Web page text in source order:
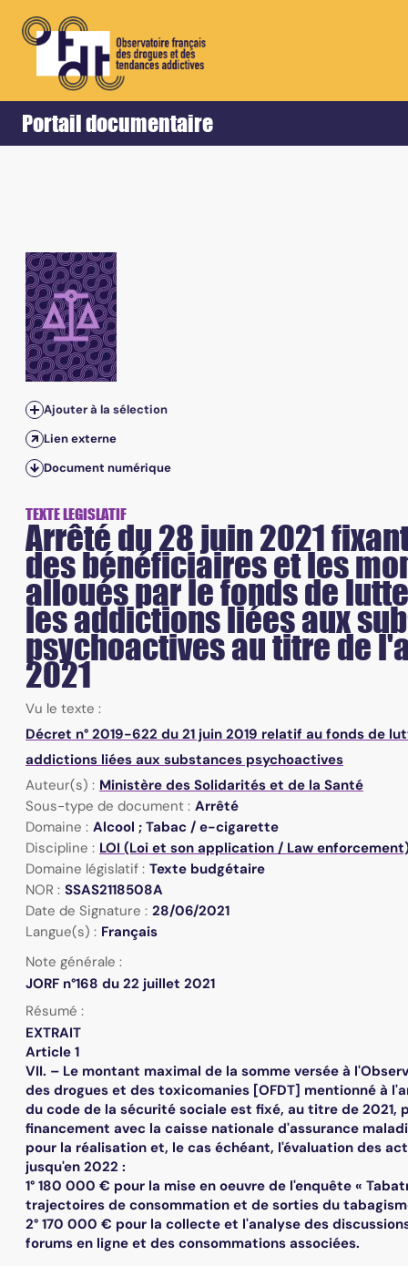
Portail documentaire
Accueil Retour
Ajouter à la sélection
Lien externe
Document numérique
TEXTE LEGISLATIF
Arrêté du 28 juin 2021
des bénéficiaires et les
alloués par le fonds de
les addictions liées aux
psychoactives au titre de
2021
Vu le texte :
Décret n° 2019-622 du 21 juin 2019 relatif au fonds de
addictions liées aux substances psychoactives
Auteur(s) : Ministère des Solidarités et de la Santé
Sous-type de document : Arrêté
Domaine : Alcool ; Tabac / e-cigarette
Discipline : LOI (Loi et son application / Law
Domaine législatif : Texte budgétaire
NOR : SSAS2118508A
Date de Signature : 28/06/2021
Langue(s) : Français
Note générale :
JORF n°168 du 22 juillet 2021
Résumé :
EXTRAIT
Article 1
VII. – Le montant maximal de la somme versée à
des drogues et des toxicomanies [OFDT] mentionné à
du code de la sécurité sociale est fixé, au titre de 2021,
financement avec la caisse nationale d'assurance
pour la réalisation et, le cas échéant, l'évaluation des
jusqu'en 2022 :
1° 180 000 € pour la mise en oeuvre de l'enquête «
trajectoires de consommation et de sorties du
2° 170 000 € pour la collecte et l'analyse des
forums en ligne et des consommations associées.